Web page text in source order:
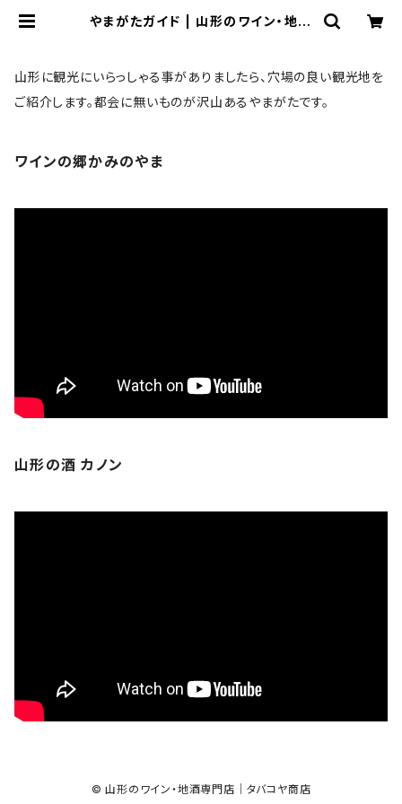
やまがたガイド | 山形のワイン・地酒
山形に観光にいらっしゃる事がありましたら、穴場の良い観光地を
ご紹介します。都会に無いものが沢山あるやまがたです。
ワインの郷かみのやま
山形の酒 カノン
© 山形のワイン・地酒専門店｜タバコヤ商店